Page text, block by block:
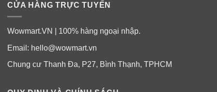
Thành phần sữa nước Ensure Original
Nutrition Shake vị Milk Chocolate
Thành phần: Water, Corn Maltodextrin, Sugar, Milk
Corn), Soy Protein Isolate, Cocoa Powder (Processed
CỬA HÀNG TRỰC TUYẾN
Wowmart.VN | 100% hàng ngoại nhập.
Email: hello@wowmart.vn
Chung cư Thanh Đa, P27, Bình Thạnh, TPHCM